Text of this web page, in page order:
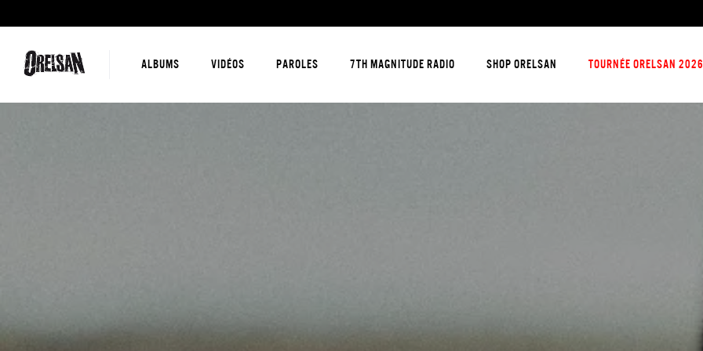
ALBUMS VIDÉOS PAROLES 7TH MAGNITUDE RADIO SHOP ORELSAN TOURNÉE ORELSAN 2026